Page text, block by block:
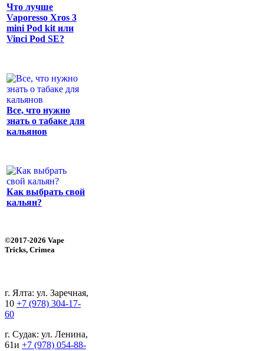
Что лучше
Vaporesso Xros 3
mini Pod kit или
Vinci Pod SE?
Все, что нужно
знать о табаке для
кальянов
Как выбрать свой
кальян?
©2017-2026 Vape
Tricks, Crimea
г. Ялта: ул. Заречная,
10 +7 (978) 304-17-
60
г. Судак: ул. Ленина,
61и +7 (978) 054-88-